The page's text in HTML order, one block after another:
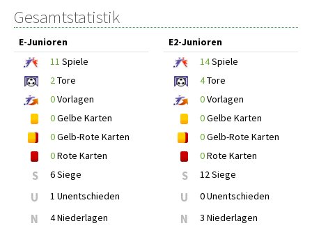
Gesamtstatistik
E-Junioren
11 Spiele
2Tore
0Vorlagen
0Gelbe Karten
0Gelb-Rote Karten
0Rote Karten
S 6 Siege
U 1 Unentschieden
N 4 Niederlagen
E2-Junioren
14Spiele
4Tore
0Vorlagen
0Gelbe Karten
0Gelb-Rote Karten
0Rote Karten
S 12 Siege
U 0 Unentschieden
N 3 Niederlagen